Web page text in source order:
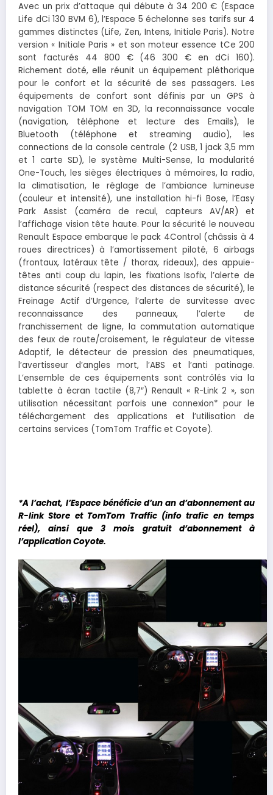
Avec un prix d’attaque qui débute à 34 200 € (Espace
Life dCi 130 BVM 6), l’Espace 5 échelonne ses tarifs sur 4
gammes distinctes (Life, Zen, Intens, Initiale Paris). Notre
version « Initiale Paris » et son moteur essence tCe 200
sont facturés 44 800 € (46 300 € en dCi 160).
Richement doté, elle réunit un équipement pléthorique
pour le confort et la sécurité de ses passagers. Les
équipements de confort sont définis par un GPS à
navigation TOM TOM en 3D, la reconnaissance vocale
(navigation, téléphone et lecture des Emails), le
Bluetooth (téléphone et streaming audio), les
connections de la console centrale (2 USB, 1 jack 3,5 mm
et 1 carte SD), le système Multi-Sense, la modularité
One-Touch, les sièges électriques à mémoires, la radio,
la climatisation, le réglage de l’ambiance lumineuse
(couleur et intensité), une installation hi-fi Bose, l’Easy
Park Assist (caméra de recul, capteurs AV/AR) et
l’affichage vision tête haute. Pour la sécurité le nouveau
Renault Espace embarque le pack 4Control (châssis à 4
roues directrices) à l’amortissement piloté, 6 airbags
(frontaux, latéraux tête / thorax, rideaux), des appuie-
têtes anti coup du lapin, les fixations Isofix, l’alerte de
distance sécurité (respect des distances de sécurité), le
Freinage Actif d’Urgence, l’alerte de survitesse avec
reconnaissance des panneaux, l’alerte de
franchissement de ligne, la commutation automatique
des feux de route/croisement, le régulateur de vitesse
Adaptif, le détecteur de pression des pneumatiques,
l’avertisseur d’angles mort, l’ABS et l’anti patinage.
L’ensemble de ces équipements sont contrôlés via la
tablette à écran tactile (8,7″) Renault « R-Link 2 », son
utilisation nécessitant parfois une connexion* pour le
téléchargement des applications et l’utilisation de
certains services (TomTom Traffic et Coyote).
*A l’achat, l’Espace bénéficied’unan d’abonnement au
R-link Store et TomTom Traffic (info trafic en temps
réel), ainsi que 3 mois gratuit d’abonnement à
l’application Coyote.